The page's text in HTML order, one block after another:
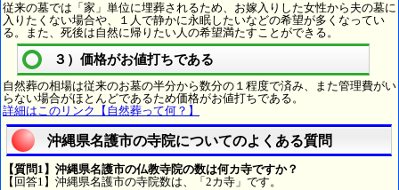
従来の墓では「家」単位に埋葬されるため、お嫁入りした女性から夫の墓に
入りたくない場合や、１人で静かに永眠したいなどの希望が多くなってい
る。また、死後は自然に帰りたい人の希望満たすことができる。
３）価格がお値打ちである
自然葬の相場は従来のお墓の半分から数分の１程度で済み、また管理費がい
らない場合がほとんどであるため価格がお値打ちである。
詳細はこのリンク【自然葬って何？】
沖縄県名護市の寺院についてのよくある質問
【質問1】沖縄県名護市の仏教寺院の数は何カ寺ですか？
【回答1】沖縄県名護市の寺院数は、「2カ寺」です。